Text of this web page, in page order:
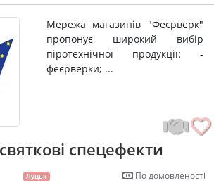
Мережа магазинів "Феєрверк"
пропонує широкий вибір
піротехнічної продукції: -
феєрверки; ...
спецефекти
Луцьк По домовленості